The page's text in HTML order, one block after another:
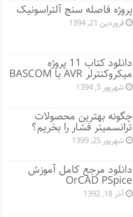
پروژه فاصله سنج آلتراسونیک
فروردین 21, 1394
دانلود کتاب 11 پروژه
میکروکنترلر AVR با BASCOM
شهریور 5, 1394
چگونه بهترین محصولات
ترانسمیتر فشار را بخریم؟
شهریور 25, 1399
دانلود مرجع کامل آموزش
OrCAD PSpice
آذر 18, 1392